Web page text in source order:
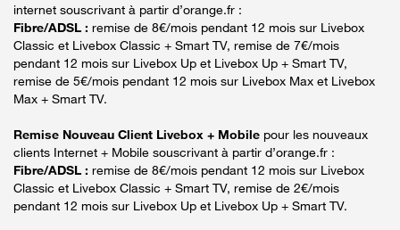
internet souscrivant à partir d’orange.fr :
Fibre/ADSL : remise de 8€/mois pendant 12 mois sur Livebox
Classic et Livebox Classic + Smart TV, remise de 7€/mois
pendant 12 mois sur Livebox Up et Livebox Up + Smart TV,
remise de 5€/mois pendant 12 mois sur Livebox Max et Livebox
Max + Smart TV.
Remise Nouveau Client Livebox + Mobile pour les nouveaux
clients Internet + Mobile souscrivant à partir d’orange.fr :
Fibre/ADSL : remise de 8€/mois pendant 12 mois sur Livebox
Classic et Livebox Classic + Smart TV, remise de 2€/mois
pendant 12 mois sur Livebox Up et Livebox Up + Smart TV.